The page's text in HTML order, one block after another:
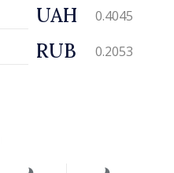
UAH 0.4045
RUB 0.2053